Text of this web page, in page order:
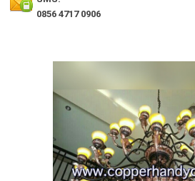
0856 4717 0906